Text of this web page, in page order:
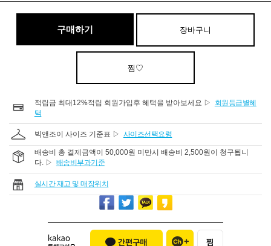
구매하기 장바구니
찜♡
적립금 최대12%적립 회원가입후 혜택을 받아보세요 ▷
회원등급별혜
택
빅앤조이 사이즈 기준표 ▷ 사이즈선택요령
배송비 총 결제금액이 50,000원 미만시 배송비 2,500원이 청구됩니
다. ▷ 배송비부과기준
실시간 재고 및 매장위치